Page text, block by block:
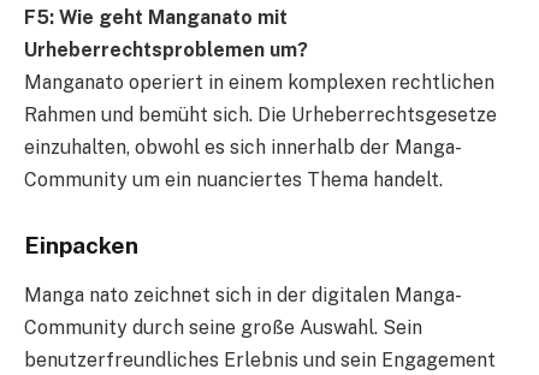
F5: Wie geht Manganato mit
Urheberrechtsproblemen um?
Manganato operiert in einem komplexen rechtlichen
Rahmen und bemüht sich. Die Urheberrechtsgesetze
einzuhalten, obwohl es sich innerhalb der Manga-
Community um ein nuanciertes Thema handelt.
Einpacken
Manga nato zeichnet sich in der digitalen Manga-
Community durch seine große Auswahl. Sein
benutzerfreundliches Erlebnis und sein Engagement